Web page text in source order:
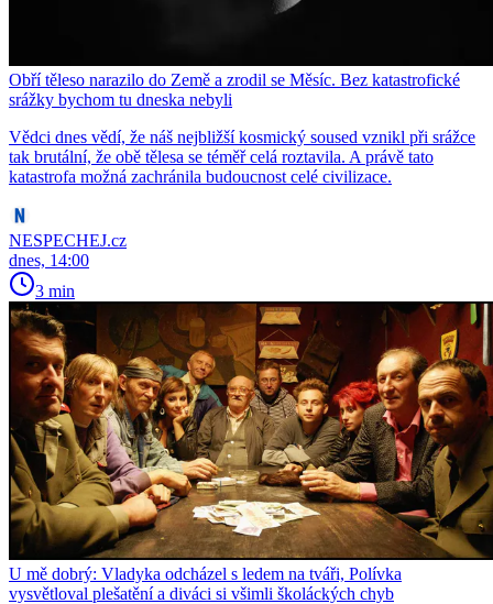
Obří těleso narazilo do Země a zrodil se Měsíc. Bez katastrofické
srážky bychom tu dneska nebyli
Vědci dnes vědí, že náš nejbližší kosmický soused vznikl při srážce
tak brutální, že obě tělesa se téměř celá roztavila. A právě tato
katastrofa možná zachránila budoucnost celé civilizace.
NESPECHEJ.cz
dnes, 14:00
3 min
U mě dobrý: Vladyka odcházel s ledem na tváři, Polívka
vysvětloval plešatění a diváci si všimli školáckých chyb